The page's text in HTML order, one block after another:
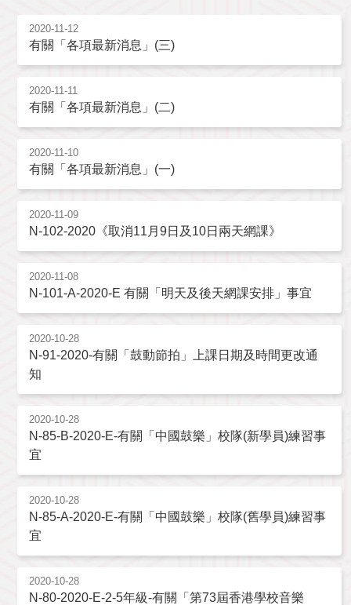
2020-11-12
有關「各項最新消息」(三)
2020-11-11
有關「各項最新消息」(二)
2020-11-10
有關「各項最新消息」(一)
2020-11-09
N-102-2020《取消11月9日及10日兩天網課》
2020-11-08
N-101-A-2020-E 有關「明天及後天網課安排」事宜
2020-10-28
N-91-2020-有關「鼓動節拍」上課日期及時間更改通
知
2020-10-28
N-85-B-2020-E-有關「中國鼓樂」校隊(新學員)練習事
宜
2020-10-28
N-85-A-2020-E-有關「中國鼓樂」校隊(舊學員)練習事
宜
2020-10-28
N-80-2020-E-2-5年級-有關「第73屆香港學校音樂